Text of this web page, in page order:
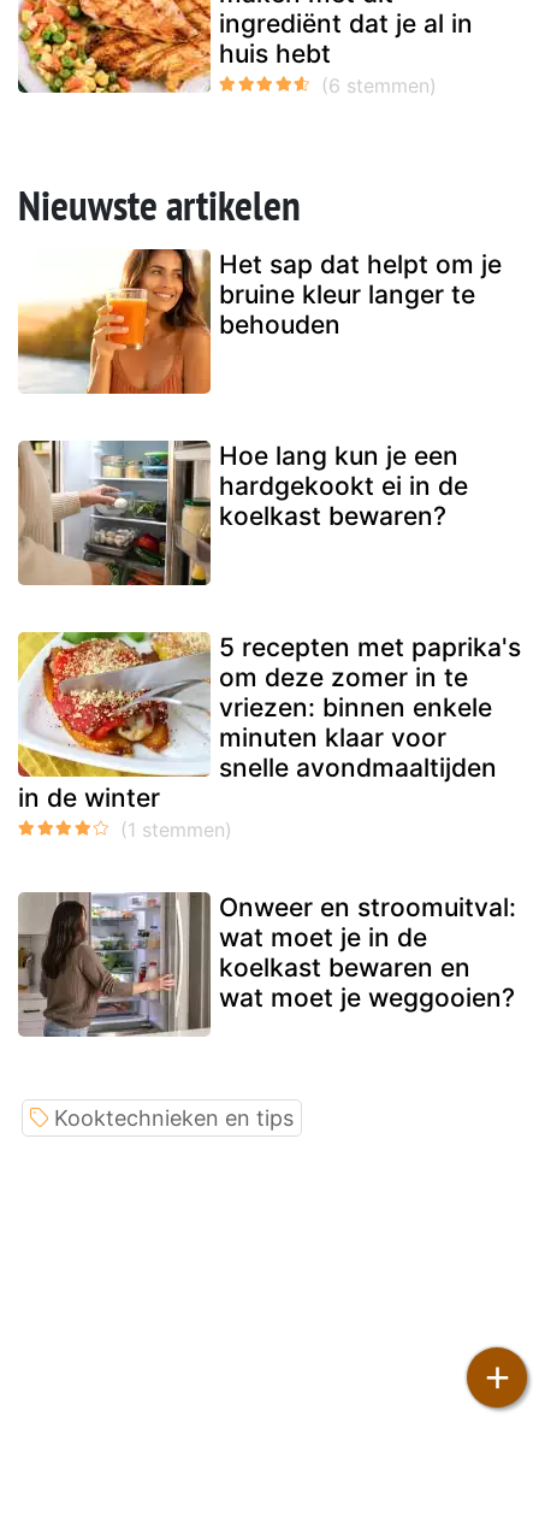
ingrediënt dat je al in
huis hebt
Nieuwste artikelen
Het sap dat helpt om je
bruine kleur langer te
behouden
Hoe lang kun je een
hardgekookt ei in de
koelkast bewaren?
5 recepten met paprika's
om deze zomer in te
vriezen: binnen enkele
minuten klaar voor
snelle avondmaaltijden
in de winter
Onweer en stroomuitval:
wat moet je in de
koelkast bewaren en
wat moet je weggooien?
+
Kooktechnieken en tips